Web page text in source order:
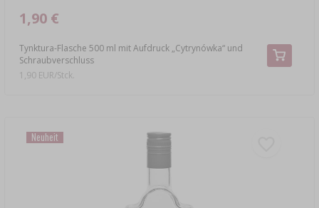
Tynktura-Flasche 500 ml mit Aufdruck „Cytrynówka“ und
Schraubverschluss
1,90 €
1,90 EUR/Stck.
Neuheit